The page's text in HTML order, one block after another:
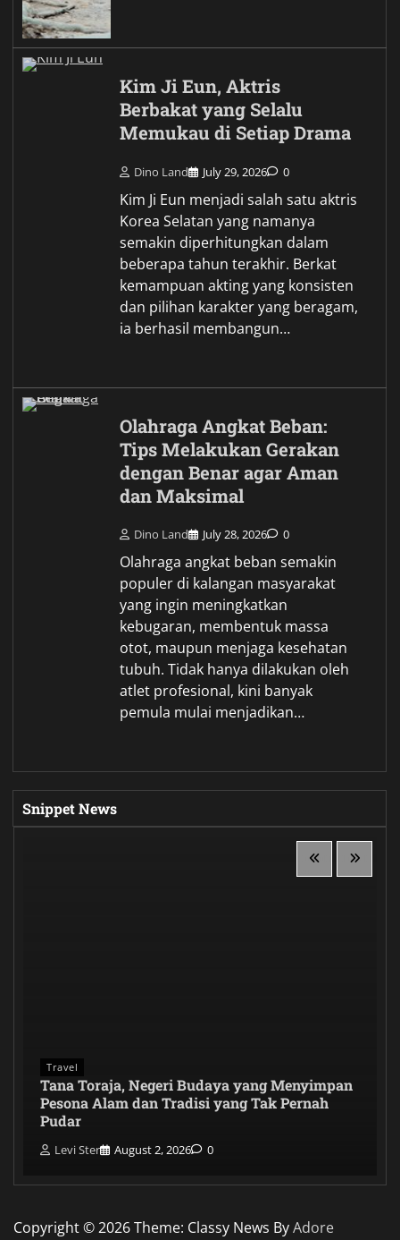
Kim Ji Eun, Aktris
Berbakat yang Selalu
Memukau di Setiap Drama
Dino Land July 29, 2026 0
Kim Ji Eun menjadi salah satu aktris
Korea Selatan yang namanya
semakin diperhitungkan dalam
beberapa tahun terakhir. Berkat
kemampuan akting yang konsisten
dan pilihan karakter yang beragam,
ia berhasil membangun…
Olahraga Angkat Beban:
Tips Melakukan Gerakan
dengan Benar agar Aman
dan Maksimal
Dino Land July 28, 2026 0
Olahraga angkat beban semakin
populer di kalangan masyarakat
yang ingin meningkatkan
kebugaran, membentuk massa
otot, maupun menjaga kesehatan
tubuh. Tidak hanya dilakukan oleh
atlet profesional, kini banyak
pemula mulai menjadikan…
Snippet News
Travel
Tana Toraja, Negeri Budaya yang Menyimpan
Pesona Alam dan Tradisi yang Tak Pernah
Pudar
Levi Ster August 2, 2026 0
Copyright © 2026Theme: Classy News ByAdore